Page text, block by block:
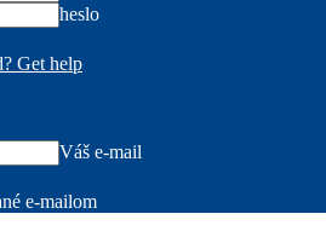
heslo
Get help
Váš e-mail
e-mailom